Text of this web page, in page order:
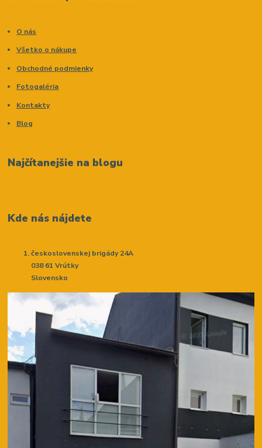
O nás
Všetko o nákupe
Obchodné podmienky
Fotogaléria
Kontakty
Blog
Najčítanejšie na blogu
Kde nás nájdete
československej brigády 24A
038 61 Vrútky
Slovensko